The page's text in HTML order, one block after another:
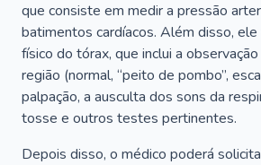
que consiste em medir a pressão
batimentos cardíacos. Além disso,
físico do tórax, que inclui a
região (normal, “peito de pombo”,
palpação, a ausculta dos sons da
tosse e outros testes pertinentes.
Depois disso, o médico poderá